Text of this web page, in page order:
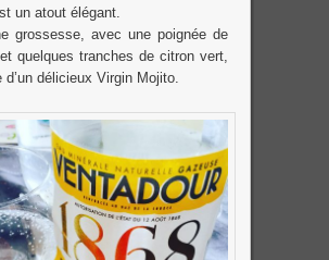
un atout élégant.
grossesse, avec une poignée de
quelques tranches de citron vert,
d’un délicieux Virgin Mojito.